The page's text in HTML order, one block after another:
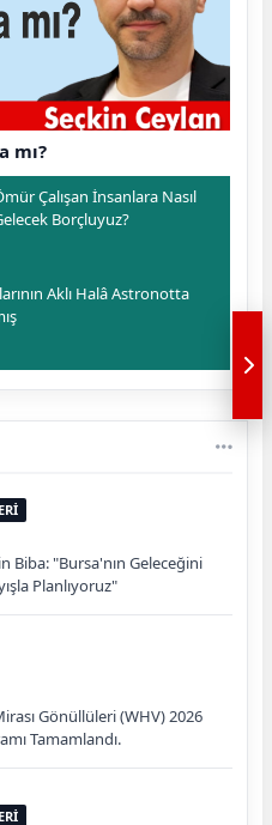
mı?
Çalışan İnsanlara Nasıl
Borçluyuz?
Aklı Halâ Astronotta
Biba: "Bursa'nın Geleceğini
Planlıyoruz"
Gönüllüleri (WHV) 2026
Tamamlandı.